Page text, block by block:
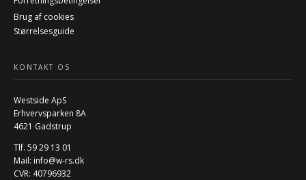
Brug af cookies
Størrelsesguide
KONTAKT OS
Westside ApS
Erhvervsparken 8A
4621 Gadstrup
Tlf. 59 29 13 01
Mail: info@w-rs.dk
CVR: 40796932